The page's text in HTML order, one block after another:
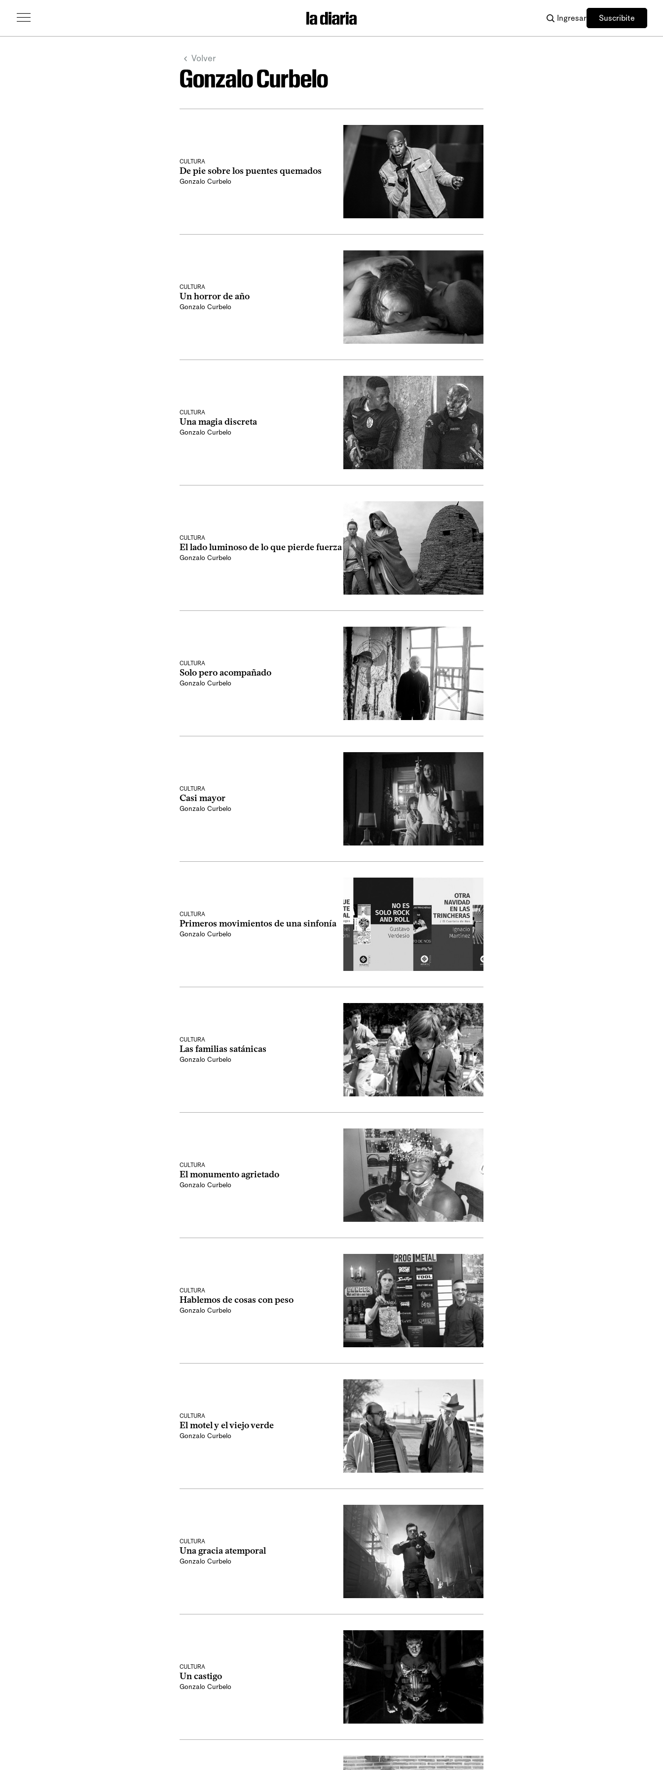
Ingresar Suscribite
Volver
Gonzalo Curbelo
CULTURA
De pie sobre los puentes quemados
Gonzalo Curbelo
CULTURA
Un horror de año
Gonzalo Curbelo
CULTURA
Una magia discreta
Gonzalo Curbelo
CULTURA
El lado luminoso de lo que pierde fuerza
Gonzalo Curbelo
CULTURA
Solo pero acompañado
Gonzalo Curbelo
CULTURA
Casi mayor
Gonzalo Curbelo
CULTURA
Primeros movimientos de una sinfonía
Gonzalo Curbelo
CULTURA
Las familias satánicas
Gonzalo Curbelo
CULTURA
El monumento agrietado
Gonzalo Curbelo
CULTURA
Hablemos de cosas con peso
Gonzalo Curbelo
CULTURA
El motel y el viejo verde
Gonzalo Curbelo
CULTURA
Una gracia atemporal
Gonzalo Curbelo
CULTURA
Un castigo
Gonzalo Curbelo